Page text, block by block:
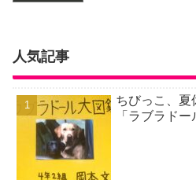
人気記事
ちびっこ、夏
「ラブラドー